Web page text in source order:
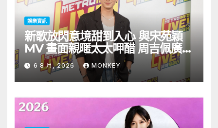
娛樂資訊
新歌放閃意境甜到入心 與宋苑穎
MV 畫面親暱太太呷醋 周吉佩廣州
一日三場熱血 Busking
6 8 月, 2026 MONKEY